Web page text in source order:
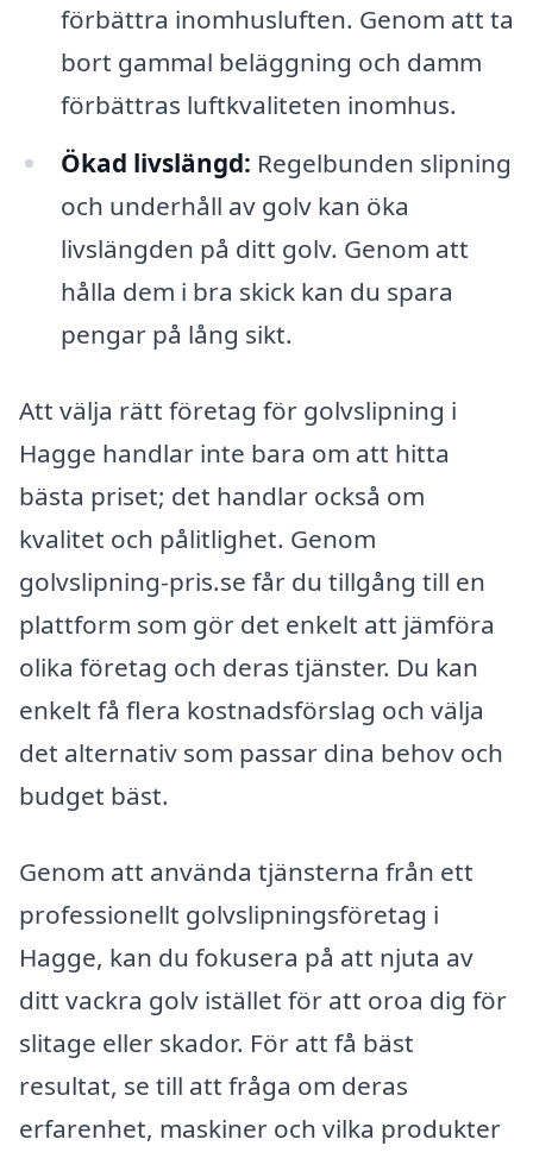
förbättra inomhusluften. Genom att ta
bort gammal beläggning och damm
förbättras luftkvaliteten inomhus.
Ökad livslängd: Regelbunden slipning
och underhåll av golv kan öka
livslängden på ditt golv. Genom att
hålla dem i bra skick kan du spara
pengar på lång sikt.
Att välja rätt företag för golvslipning i
Hagge handlar inte bara om att hitta
bästa priset; det handlar också om
kvalitet och pålitlighet. Genom
golvslipning-pris.se får du tillgång till en
plattform som gör det enkelt att jämföra
olika företag och deras tjänster. Du kan
enkelt få flera kostnadsförslag och välja
det alternativ som passar dina behov och
budget bäst.
Genom att använda tjänsterna från ett
professionellt golvslipningsföretag i
Hagge, kan du fokusera på att njuta av
ditt vackra golv istället för att oroa dig för
slitage eller skador. För att få bäst
resultat, se till att fråga om deras
erfarenhet, maskiner och vilka produkter